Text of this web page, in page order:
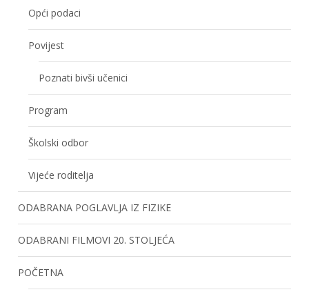
Opći podaci
Povijest
Poznati bivši učenici
Program
Školski odbor
Vijeće roditelja
ODABRANA POGLAVLJA IZ FIZIKE
ODABRANI FILMOVI 20. STOLJEĆA
POČETNA